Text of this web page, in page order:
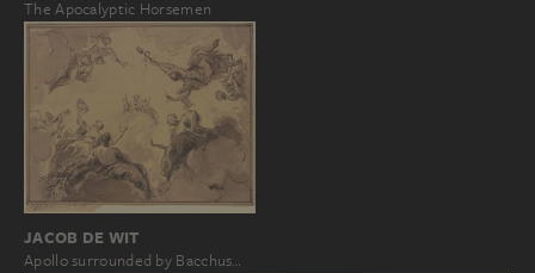
The Apocalyptic Horsemen
JACOB DE WIT
Apollo surrounded by Bacchus…